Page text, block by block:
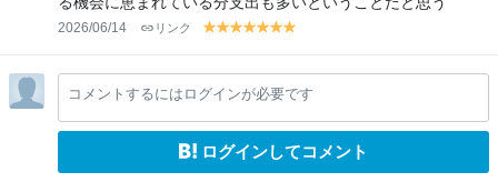
2026/06/14 リンク
y
lo
w
y
lo
w
y
lo
w
y
lo
w
y
lo
w
y
lo
w
lo
w
コメントするにはログインが必要です
ログインしてコメント